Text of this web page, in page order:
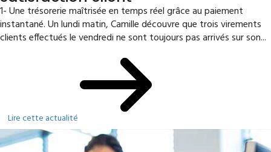
1- Une trésorerie maîtrisée en temps réel grâce au paiement
instantané. Un lundi matin, Camille découvre que trois virements
clients effectués le vendredi ne sont toujours pas arrivés sur son...
Lire cette actualité